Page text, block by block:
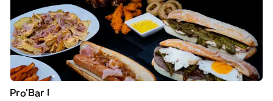
Pro'Bar I